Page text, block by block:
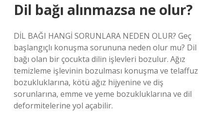
Dil bağı alınmazsa ne olur?
DİL BAĞI HANGİ SORUNLARA NEDEN OLUR? Geç
başlangıçlı konuşma sorununa neden olur mu? Dil
bağı olan bir çocukta dilin işlevleri bozulur. Ağız
temizleme işlevinin bozulması konuşma ve telaffuz
bozukluklarına, kötü ağız hijyenine ve diş
sorunlarına, emme ve yeme bozukluklarına ve dil
deformitelerine yol açabilir.